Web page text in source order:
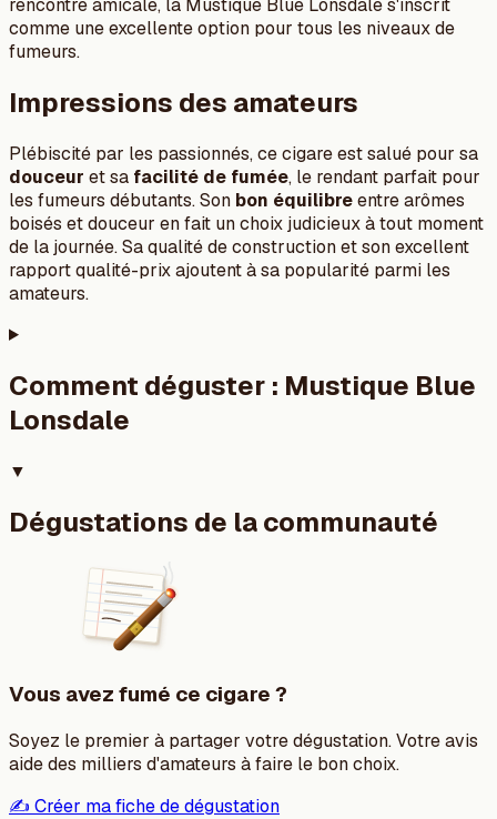
rencontre amicale, la Mustique Blue Lonsdale s'inscrit
comme une excellente option pour tous les niveaux de
fumeurs.
Impressions des amateurs
Plébiscité par les passionnés, ce cigare est salué pour sa
douceur et sa facilité de fumée, le rendant parfait pour
les fumeurs débutants. Son bon équilibreentre arômes
boisés et douceur en fait un choix judicieux à tout moment
de la journée. Sa qualité de construction et son excellent
rapport qualité-prix ajoutent à sa popularité parmi les
amateurs.
Comment déguster : Mustique Blue
Lonsdale
▼
Dégustations de la communauté
Vous avez fumé ce cigare ?
Soyez le premier à partager votre dégustation. Votre avis
aide des milliers d'amateurs à faire le bon choix.
✍️ Créer ma fiche de dégustation